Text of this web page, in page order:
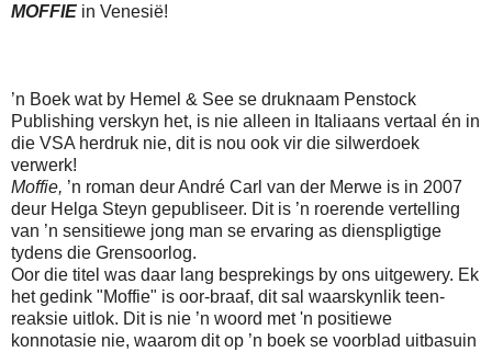
MOFFIE in Venesië!
’n Boek wat by Hemel & See se druknaam Penstock
Publishing verskyn het, is nie alleen in Italiaans vertaal én in
die VSA herdruk nie, dit is nou ook vir die silwerdoek
verwerk!
Moffie, ’n roman deur André Carl van der Merwe is in 2007
deur Helga Steyn gepubliseer. Dit is ’n roerende vertelling
van ’n sensitiewe jong man se ervaring as dienspligtige
tydens die Grensoorlog.
Oor die titel was daar lang besprekings by ons uitgewery. Ek
het gedink "Moffie" is oor-braaf, dit sal waarskynlik teen-
reaksie uitlok. Dit is nie ’n woord met 'n positiewe
konnotasie nie, waarom dit op ’n boek se voorblad uitbasuin